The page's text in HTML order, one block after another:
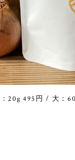
20g 495円 / 大：